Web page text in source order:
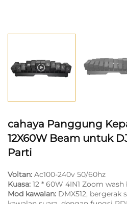
cahaya Panggung
12X60W Beam untuk
Parti
Voltan: Ac100-240v 50/60hz
Kuasa: 12 * 60W 4IN1 Zoom
Mod kawalan: DMX512, bergerak